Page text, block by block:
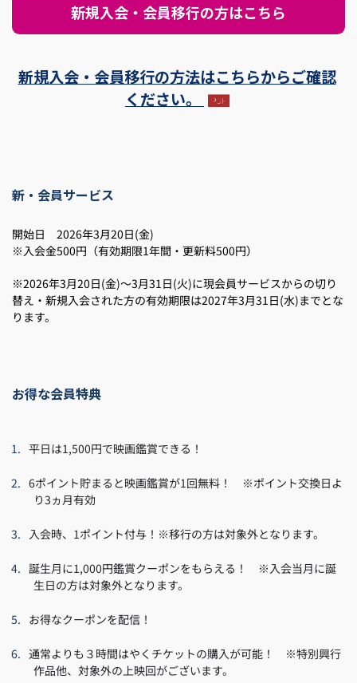
新規入会・会員移行の方はこちら
新規入会・会員移行の方法はこちらからご確認
ください。
新・会員サービス
開始日 2026年3月20日(金)
※入会金500円（有効期限1年間・更新料500円）
※2026年3月20日(金)～3月31日(火)に現会員サービスからの切り
替え・新規入会された方の有効期限は2027年3月31日(水)までとな
ります。
お得な会員特典
平日は1,500円で映画鑑賞できる！
6ポイント貯まると映画鑑賞が1回無料！ ※ポイント交換日よ
り3ヵ月有効
入会時、1ポイント付与！※移行の方は対象外となります。
誕生月に1,000円鑑賞クーポンをもらえる！ ※入会当月に誕
生日の方は対象外となります。
お得なクーポンを配信！
通常よりも３時間はやくチケットの購入が可能！ ※特別興行
作品他、対象外の上映回がございます。